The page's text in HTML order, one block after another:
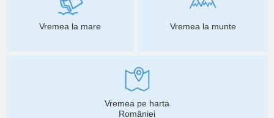
Vremea la mare Vremea la munte
Vremea pe harta
României